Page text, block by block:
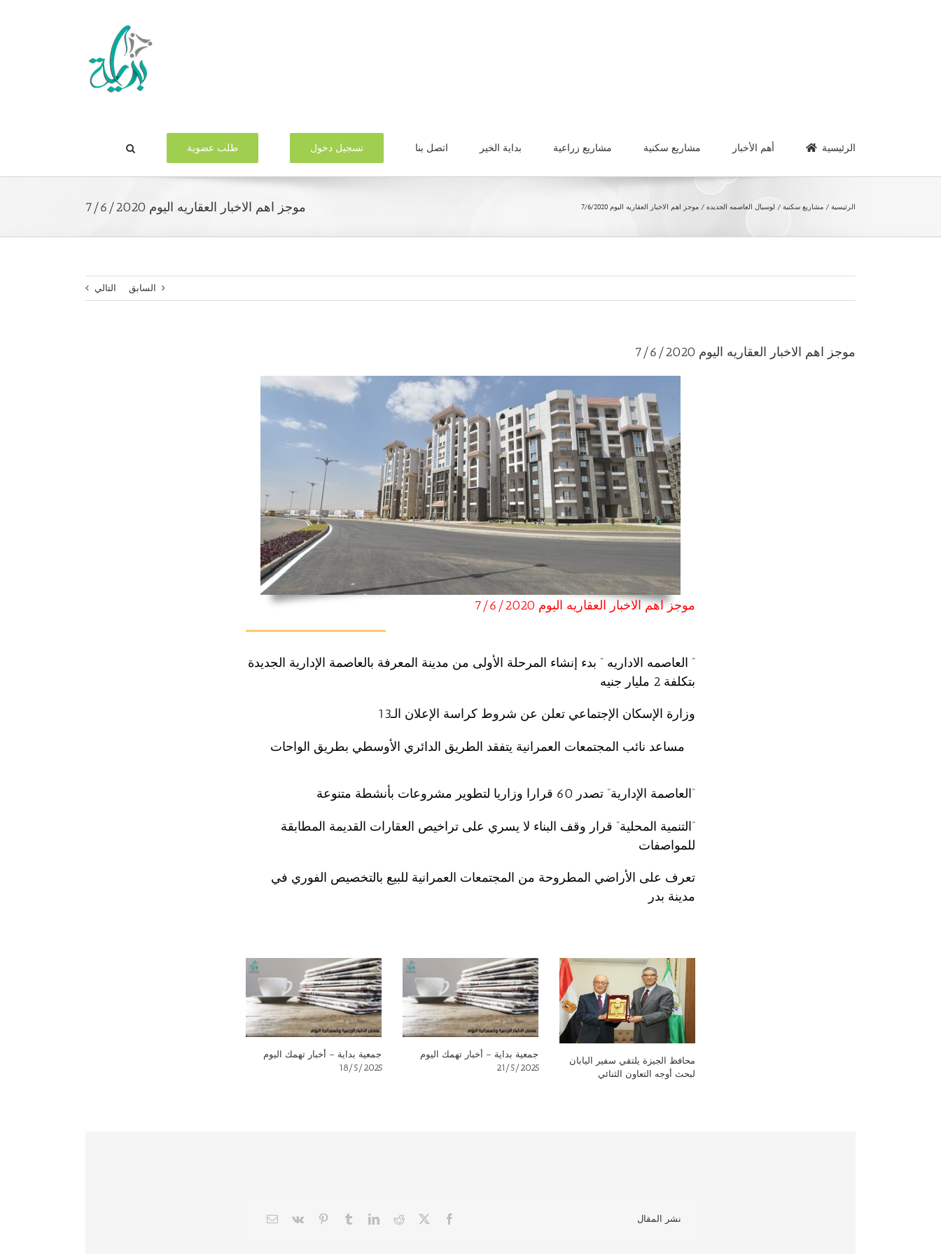
الرئيسية أهم الأخبار مشاريع سكنية مشاريع زراعية بداية الخير اتصل بنا تسجيل دخول طلب عضوية
موجز اهم الاخبار العقاريه اليوم 7/6/2020 الرئيسية مشاريع سكنية لوسيال العاصمه الجديده موجز اهم الاخبار العقاريه اليوم 7/6/2020
السابق التالي
موجز اهم الاخبار العقاريه اليوم 7/6/2020
موجز اهم الاخبار العقاريه اليوم 7/6/2020
” العاصمه الاداريه ” بدء إنشاء المرحلة الأولى من مدينة المعرفة بالعاصمة الإدارية الجديدة
بتكلفة 2 مليار جنيه
وزارة الإسكان الإجتماعي تعلن عن شروط كراسة الإعلان الـ13
مساعد نائب المجتمعات العمرانية يتفقد الطريق الدائري الأوسطي بطريق الواحات
“العاصمة الإدارية” تصدر 60 قرارا وزاريا لتطوير مشروعات بأنشطة متنوعة
“التنمية المحلية” قرار وقف البناء لا يسري على تراخيص العقارات القديمة المطابقة
للمواصفات
تعرف على الأراضي المطروحة من المجتمعات العمرانية للبيع بالتخصيص الفوري في
مدينة بدر
محافظ الجيزة يلتقي سفير اليابان
لبحث أوجه التعاون الثنائي
جمعية بداية – أخبار تهمك اليوم
21/5/2025
جمعية بداية – أخبار تهمك اليوم
18/5/2025
نشر المقال